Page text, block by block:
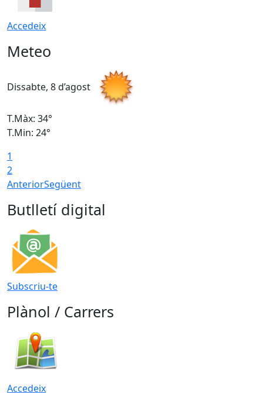
Accedeix
Meteo
Dissabte, 8 d’agost
T.Màx: 34°
T.Min: 24°
1
2
AnteriorSegüent
Butlletí digital
Subscriu-te
Plànol / Carrers
Accedeix